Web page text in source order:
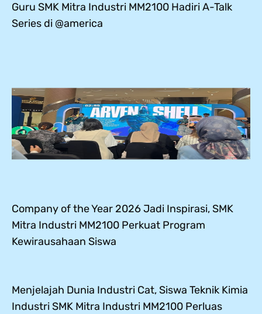
Guru SMK Mitra Industri MM2100 Hadiri A-Talk
Series di @america
Company of the Year 2026 Jadi Inspirasi, SMK
Mitra Industri MM2100 Perkuat Program
Kewirausahaan Siswa
Menjelajah Dunia Industri Cat, Siswa Teknik Kimia
Industri SMK Mitra Industri MM2100 Perluas